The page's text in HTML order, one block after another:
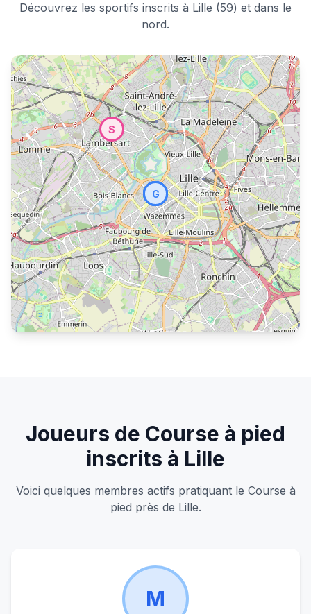
Découvrez les sportifs inscrits à Lille (59) et dans le
nord.
H
V
R
F
S
G
Joueurs de Course à pied
inscrits à Lille
Voici quelques membres actifs pratiquant le Course à
pied près de Lille.
M